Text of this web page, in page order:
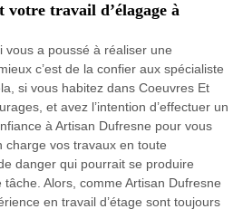
votre travail d’élagage à
vous a poussé à réaliser une
c’est de la confier aux spécialiste
si vous habitez dans Coeuvres Et
et avez l’intention d’effectuer un
à Artisan Dufresne pour vous
vos travaux en toute
danger qui pourrait se produire
tâche. Alors, comme Artisan Dufresne
en travail d’étage sont toujours